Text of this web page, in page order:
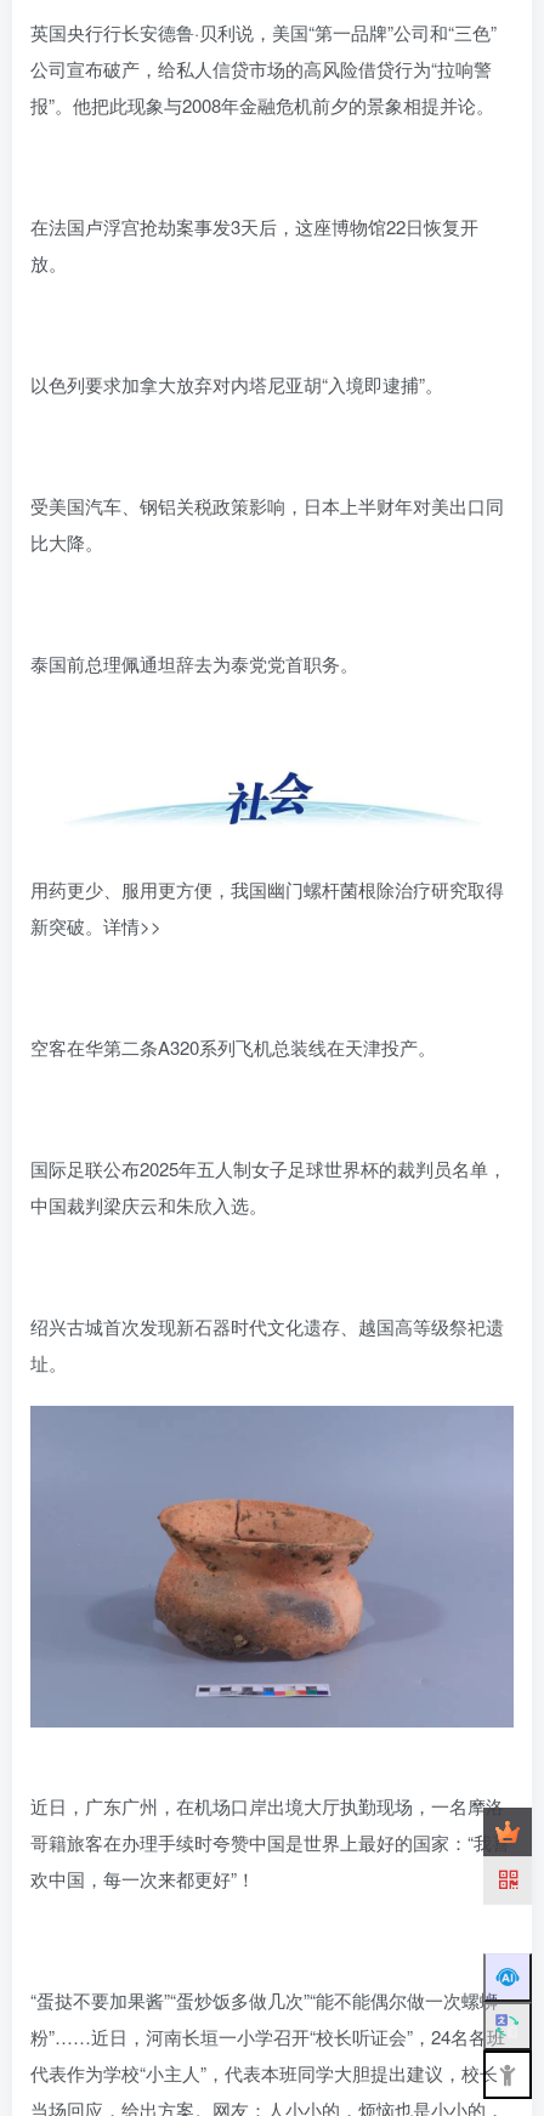
英国央行行长安德鲁·贝利说，美国“第一品牌”公司和“三色”
公司宣布破产，给私人信贷市场的高风险借贷行为“拉响警
报”。他把此现象与2008年金融危机前夕的景象相提并论。
在法国卢浮宫抢劫案事发3天后，这座博物馆22日恢复开
放。
以色列要求加拿大放弃对内塔尼亚胡“入境即逮捕”。
受美国汽车、钢铝关税政策影响，日本上半财年对美出口同
比大降。
泰国前总理佩通坦辞去为泰党党首职务。
用药更少、服用更方便，我国幽门螺杆菌根除治疗研究取得
新突破。 详情>>
空客在华第二条A320系列飞机总装线在天津投产。
国际足联公布2025年五人制女子足球世界杯的裁判员名单，
中国裁判梁庆云和朱欣入选。
绍兴古城首次发现新石器时代文化遗存、越国高等级祭祀遗
址。
近日，广东广州，在机场口岸出境大厅执勤现场，一名摩洛
哥籍旅客在办理手续时夸赞中国是世界上最好的国家：“我喜
欢中国，每一次来都更好”！
“蛋挞不要加果酱”“蛋炒饭多做几次”“能不能偶尔做一次螺蛳
粉”……近日，河南长垣一小学召开“校长听证会”，24名各班
代表作为学校“小主人”，代表本班同学大胆提出建议，校长
当场回应，给出方案。网友：人小小的，烦恼也是小小的，